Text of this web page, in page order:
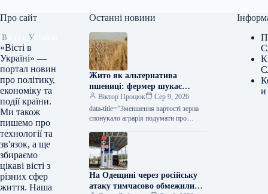
Про сайт
«Вісті в
Україні» —
портал новин
про політику,
економіку та
події країни.
Ми також
пишемо про
технології та
зв'язок, а ще
збираємо
цікаві вісті з
різних сфер
життя. Наша
Останні новини
Жито як альтернатива
пшениці: фермер шукає
новий напрямок — КУРКУЛЬ
Віктор Процюк
Сер 9, 2026
data-title=”Зменшення вартості зерна
спонукало аграрія подумати про
url=”https://kurkul.com/news/41856-
cherez-padinnya-tsin-na-zerno-fermer-
zadumavsya-pro-zaminu-pshenitsi-
jitom”> Зменшення вартості зерна
спонукало аграрія подумати про…
На Одещині через російську
атаку тимчасово обмежили
и